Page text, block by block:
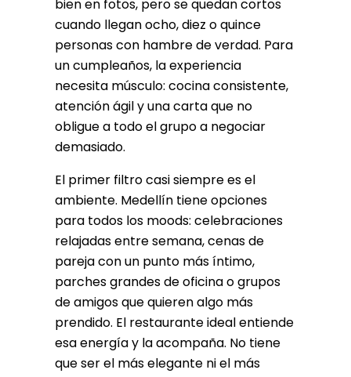
bien en fotos, pero se quedan cortos
cuando llegan ocho, diez o quince
personas con hambre de verdad. Para
un cumpleaños, la experiencia
necesita músculo: cocina consistente,
atención ágil y una carta que no
obligue a todo el grupo a negociar
demasiado.
El primer filtro casi siempre es el
ambiente. Medellín tiene opciones
para todos los moods: celebraciones
relajadas entre semana, cenas de
pareja con un punto más íntimo,
parches grandes de oficina o grupos
de amigos que quieren algo más
prendido. El restaurante ideal entiende
esa energía y la acompaña. No tiene
que ser el más elegante ni el más